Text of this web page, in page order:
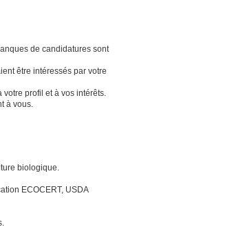
de candidatures sont
être intéressés par votre
profil et à vos intérêts.
à vous.
biologique.
ECOCERT, USDA